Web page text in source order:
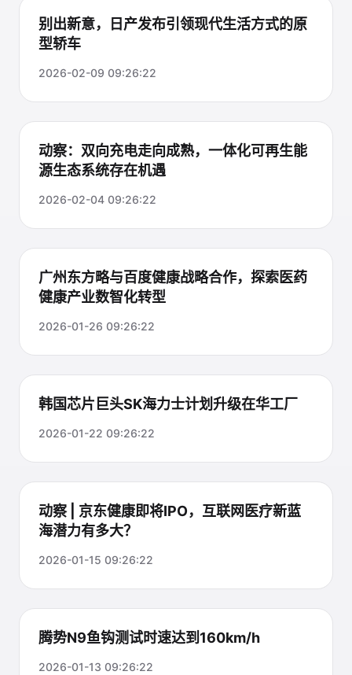
别出新意，日产发布引领现代生活方式的原
型轿车
2026-02-09 09:26:22
动察：双向充电走向成熟，一体化可再生能
源生态系统存在机遇
2026-02-04 09:26:22
广州东方略与百度健康战略合作，探索医药
健康产业数智化转型
2026-01-26 09:26:22
韩国芯片巨头SK海力士计划升级在华工厂
2026-01-22 09:26:22
动察 | 京东健康即将IPO，互联网医疗新蓝
海潜力有多大？
2026-01-15 09:26:22
腾势N9鱼钩测试时速达到160km/h
2026-01-13 09:26:22